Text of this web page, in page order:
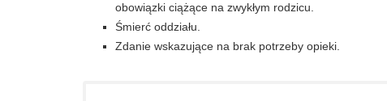
obowiązki ciążące na zwykłym rodzicu.
Śmierć oddziału.
Zdanie wskazujące na brak potrzeby opieki.